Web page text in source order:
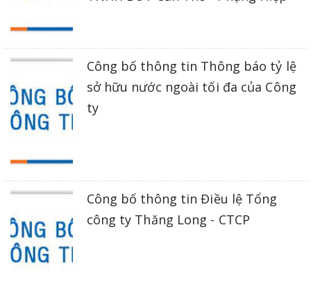
Công bố thông tin Thông báo tỷ lệ
sở hữu nước ngoài tối đa của Công
ty
Công bố thông tin Điều lệ Tổng
công ty Thăng Long - CTCP